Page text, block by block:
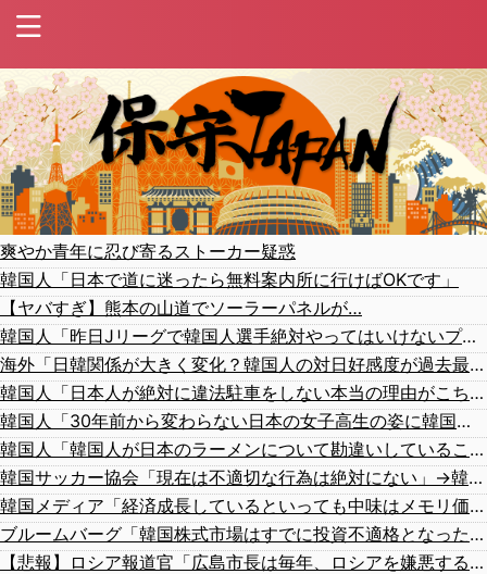
爽やか青年に忍び寄るストーカー疑惑
韓国人「日本で道に迷ったら無料案内所に行けばOKです」
【ヤバすぎ】熊本の山道でソーラーパネルが…
韓国人「昨日Jリーグで韓国人選手絶対やってはいけないプレーで退場となる」
海外「日韓関係が大きく変化？韓国人の対日好感度が過去最高を記録」
韓国人「日本人が絶対に違法駐車をしない本当の理由がこちら…」→「これが正解」「その通りだ…（ﾌﾞﾙﾌﾞﾙ」＝韓国の反応
韓国人「30年前から変わらない日本の女子高生の姿に韓国人が衝撃！何故変わらないデザインの制服や革靴を着用し続けるのか？」
韓国人「韓国人が日本のラーメンについて勘違いしていることがこちら…」→「えっ？？？？？？？？？？」＝韓国の反応
韓国サッカー協会「現在は不適切な行為は絶対にない」→韓国人「一番重要なのは2002年なのにそこは言及しないんだなｗｗｗ」「責任逃れが本当にひどい・・・」
韓国メディア「経済成長しているといっても中味はメモリ価格だけ。雇用増加見通しが半減してしまった」……韓国の内需不況は根強い状況っすね
ブルームバーグ「韓国株式市場はすでに投資不適格となった」→韓国財務相「韓国経済は絶好調！ 韓国市場は安泰!!」……まあ、うん。国外からどう認識されているのかって問題だから……さ
【悲報】ロシア報道官「広島市長は毎年、ロシアを嫌悪する『偽りの呪文』を繰り返し、日本人をゾンビ化させている」と主張